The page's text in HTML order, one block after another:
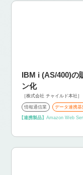
IBM i (AS/400)の
ン化
［株式会社 チャイルド本社］
情報通信業 データ連携基
【連携製品】Amazon Web